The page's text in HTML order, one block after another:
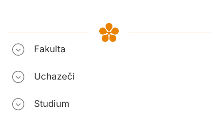
Fakulta
Uchazeči
Studium